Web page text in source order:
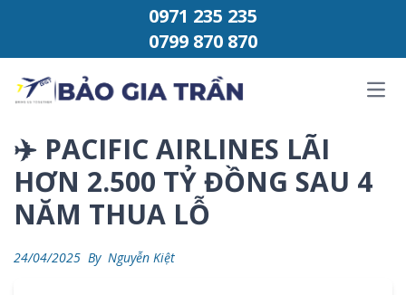
Chuyển đến phần nội dung0971 235 235
0799 870 870
✈️ PACIFIC AIRLINES LÃI
HƠN 2.500 TỶ ĐỒNG SAU 4
NĂM THUA LỖ
24/04/2025 By Nguyễn Kiệt